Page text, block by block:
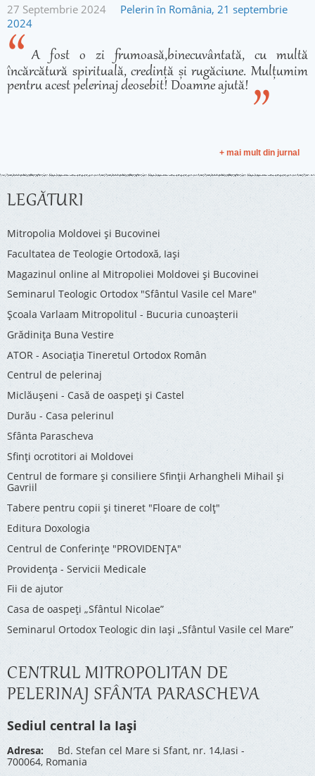
27 Septembrie 2024
Pelerin în România, 21 septembrie
2024
A fost o zi frumoasă,binecuvântată, cu multă
încărcătură spirituală, credință și rugăciune. Mulțumim
pentru acest pelerinaj deosebit! Doamne ajută!
+ mai mult din jurnal
LEGĂTURI
Mitropolia Moldovei și Bucovinei
Facultatea de Teologie Ortodoxă, Iaşi
Magazinul online al Mitropoliei Moldovei și Bucovinei
Seminarul Teologic Ortodox "Sfântul Vasile cel Mare"
Şcoala Varlaam Mitropolitul - Bucuria cunoaşterii
Grădinița Buna Vestire
ATOR - Asociaţia Tineretul Ortodox Român
Centrul de pelerinaj
Miclăușeni - Casă de oaspeţi şi Castel
Durău - Casa pelerinul
Sfânta Parascheva
Sfinți ocrotitori ai Moldovei
Centrul de formare și consiliere Sfinții Arhangheli Mihail și
Gavriil
Tabere pentru copii şi tineret "Floare de colţ"
Editura Doxologia
Centrul de Conferinţe "PROVIDENŢA"
Providenţa - Servicii Medicale
Fii de ajutor
Casa de oaspeți „Sfântul Nicolae”
Seminarul Ortodox Teologic din Iași „Sfântul Vasile cel Mare”
CENTRUL MITROPOLITAN DE
PELERINAJ SFÂNTA PARASCHEVA
Sediul central la Iași
Adresa: Bd. Stefan cel Mare si Sfant, nr. 14,Iasi -
700064, Romania